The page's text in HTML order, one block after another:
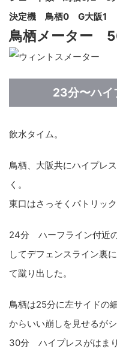
決定機 鳥栖0 G大阪1
鳥栖メーター
23分〜ハイ
飲水タイム。
鳥栖、大阪共にハイプレ
く。
東口はさっそくパトリッ
24分 ハーフライン付近
してデフェンスライン裏
て蹴り出した。
鳥栖は25分に左サイドの
からいい崩しを見せるが
30分 ハイプレスがはま